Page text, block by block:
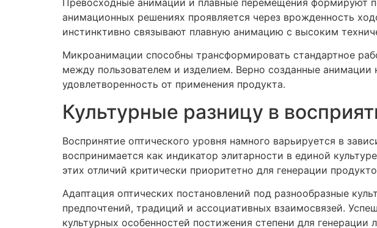
анимационных решениях проявляется через врожденность
инстинктивно связывают плавную анимацию с высоким
Микроанимации способны трансформировать стандартное
между пользователем и изделием. Верно созданные
удовлетворенность от применения продукта.
Культурные разницу в
Воспринятие оптического уровня намного варьируется в
воспринимается как индикатор элитарности в единой
этих отличий критически приоритетно для генерации
Адаптация оптических постановлений под разнообразные
предпочтений, традиций и ассоциативных взаимосвязей.
культурных особенностей постижения степени для генерации